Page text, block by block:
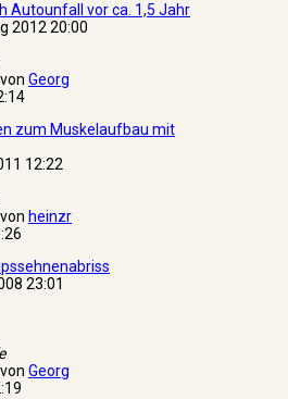
Autounfall vor ca. 1,5 Jahr
2012 20:00
von Georg
zum Muskelaufbau mit
12:22
von heinzr
23:01
von Georg